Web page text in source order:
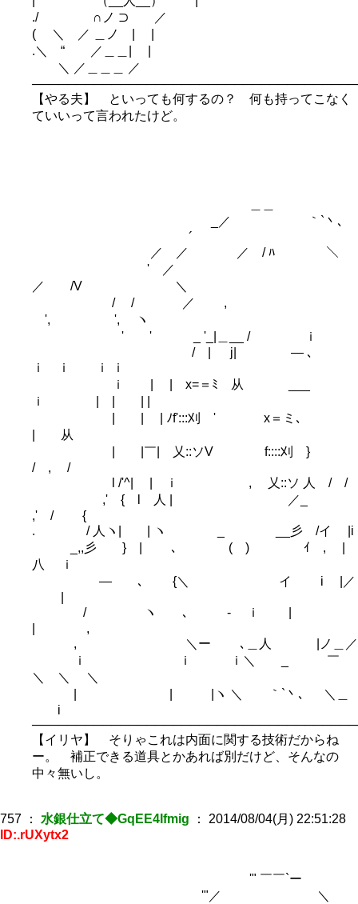
./ ∩ノ ⊃ ／
( ＼ ／ ＿ノ | |
.＼ “ ／＿＿| |
＼ ／＿＿＿ ／
【やる夫】 といっても何するの？ 何も持ってこなく
ていいって言われたけど。
_／ ｀`丶､
´
／ ／ ／ / ﾊ ＼
' ／
／ /V ＼
/ / ／ ,
', ', ヽ
' ' _ '_|＿__ / ｉ
/ | j| ― ､
ｉ ｉ ｉ ｉ
ｉ | | x=＝ﾐ 从 ___
ｉ | | | |
| | | ﾉf':::刈 ' x＝ミ､
| 从
| |￣| 乂::ソV f::::刈 }
/ , /
l /'^| | ｉ , 乂::ソ 人 / /
,' { l 人 | ／_
,' / {
. / 人ヽ| | ヽ _ __彡 /イ |i
_,,彡 } | ､ ( ) ｲ , |
八 ｉ
― ､ {＼ イ i |／
/ ヽ ､ - ｉ |
| ,
, ＼ー ､＿人 |ノ＿／
ｉ ｉ ｉ＼ _ ￣
＼ ＼ ＼
| | |ヽ ＼ ｀`丶､ ＼＿
i
【イリヤ】 そりゃこれは内面に関する技術だからね
ー。 補正できる道具とかあれば別だけど、そんなの
中々無いし。
757 ： 水銀仕立て◆GqEE4Ifmig ： 2014/08/04(月) 22:51:28
ID:.rUXytx2
'" ￣￣`ー
'"／ ＼